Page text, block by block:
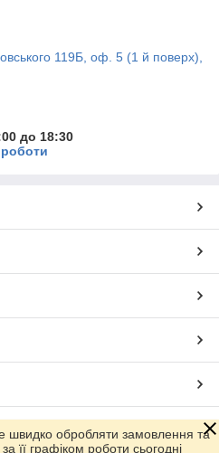
119Б, оф. 5 (1 й поверх),
до 18:30
Prom.ua
швидко обробляти замовлення та
її графіком роботи сьогодні